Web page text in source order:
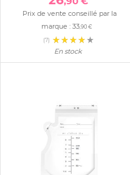
Prix de vente conseillé par la
marque :33 ,90 €
(7)
En stock